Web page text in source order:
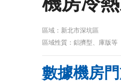
區域：新北市深坑區
區域性質：鋁擠型、庫版等
數據機房